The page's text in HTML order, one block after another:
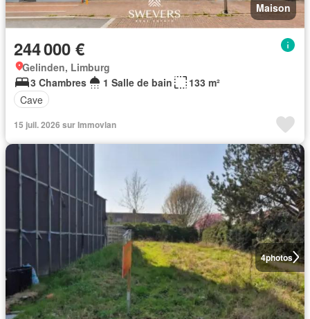
Maison
244 000 €
Gelinden, Limburg
3 Chambres
1 Salle de bain
133 m²
Cave
15 juil. 2026 sur Immovlan
4photos